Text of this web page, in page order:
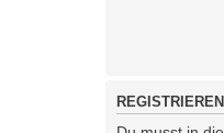
REGISTRIEREN